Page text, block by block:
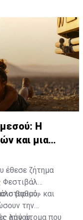
στο κέντρο
Η
και μια
έθεσε ζήτημα
Φεστιβάλ
βαθμό, και
την
λόγου,
από άτομα που